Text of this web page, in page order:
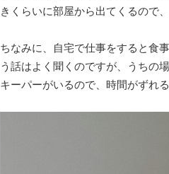
きくらいに部屋から出てくるので
ちなみに、自宅で仕事をすると食
う話はよく聞くのですが、うちの
キーパーがいるので、時間がずれ